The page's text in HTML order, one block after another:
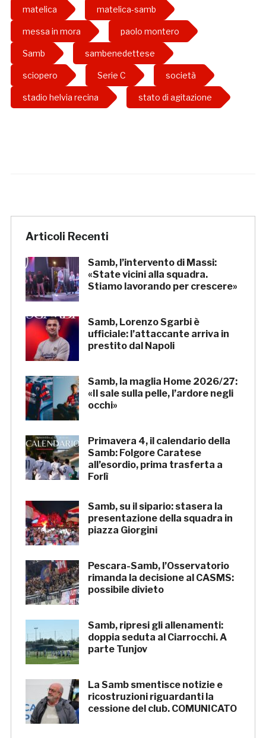
matelica matelica-samb
messa in mora paolo montero
Samb sambenedettese
sciopero Serie C società
stadio helvia recina stato di agitazione
Articoli Recenti
Samb, l’intervento di Massi:
«State vicini alla squadra.
Stiamo lavorando per crescere»
Samb, Lorenzo Sgarbi è
ufficiale: l’attaccante arriva in
prestito dal Napoli
Samb, la maglia Home 2026/27:
«Il sale sulla pelle, l’ardore negli
occhi»
Primavera 4, il calendario della
Samb: Folgore Caratese
all’esordio, prima trasferta a
Forlì
Samb, su il sipario: stasera la
presentazione della squadra in
piazza Giorgini
Pescara-Samb, l’Osservatorio
rimanda la decisione al CASMS:
possibile divieto
Samb, ripresi gli allenamenti:
doppia seduta al Ciarrocchi. A
parte Tunjov
La Samb smentisce notizie e
ricostruzioni riguardanti la
cessione del club. COMUNICATO